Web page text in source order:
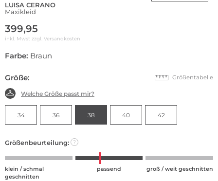
LUISA CERANO
Maxikleid
399,95
inkl. Mwst zzgl. Versandkosten
Farbe: Braun
Größe: Größentabelle
Welche Größe passt mir?
34 36 38 40 42
Größenbeurteilung: ?
klein / schmal
geschnitten
passend groß / weit geschnitten